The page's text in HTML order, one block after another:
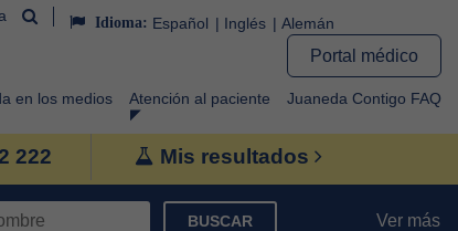
Idioma: Español Inglés Alemán
Portal médico
en los medios Atención al paciente Juaneda Contigo FAQ
222 Mis resultados
BUSCAR Ver más